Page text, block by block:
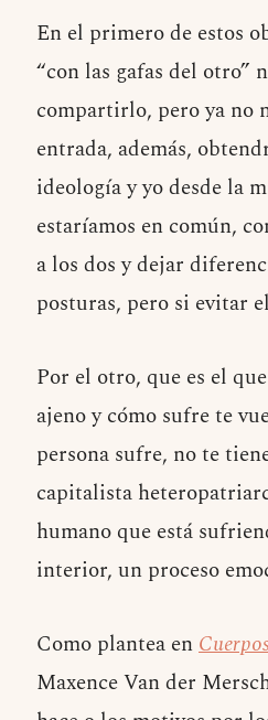
En el primero de estos
“con las gafas del otro”
compartirlo, pero ya no
entrada, además,
ideología y yo desde la
estaríamos en común,
a los dos y dejar
posturas, pero si evitar
Por el otro, que es el
ajeno y cómo sufre te
persona sufre, no te
capitalista
humano que está
interior, un proceso
Como plantea en
Maxence Van der